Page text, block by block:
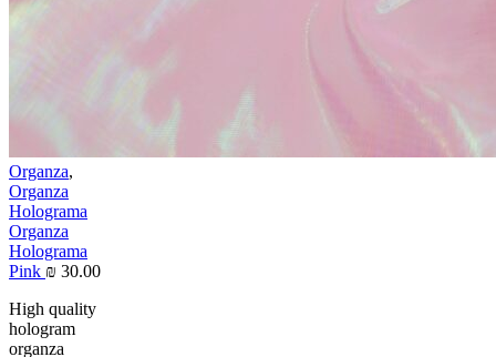
Organza,
Organza
Holograma
Organza
Holograma
Pink ₪ 30.00
High quality
hologram
organza